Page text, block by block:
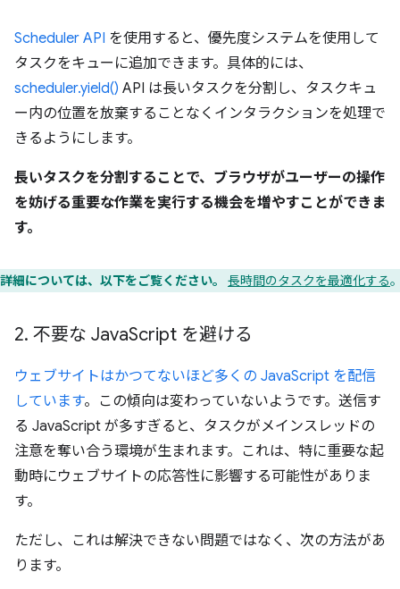
Scheduler API を使用すると、優先度システムを使用して
タスクをキューに追加できます。具体的には、
scheduler.yield() API は長いタスクを分割し、タスクキュ
ー内の位置を放棄することなくインタラクションを処理で
きるようにします。
長いタスクを分割することで、ブラウザがユーザーの操作
を妨げる重要な作業を実行する機会を増やすことができま
す。
詳細については、以下をご覧ください。 長時間のタスクを最適化する
2. 不要な JavaScript を避ける
ウェブサイトはかつてないほど多くの JavaScript を配信
しています。この傾向は変わっていないようです。送信す
る JavaScript が多すぎると、タスクがメインスレッドの
注意を奪い合う環境が生まれます。これは、特に重要な起
動時にウェブサイトの応答性に影響する可能性がありま
す。
ただし、これは解決できない問題ではなく、次の方法があ
ります。